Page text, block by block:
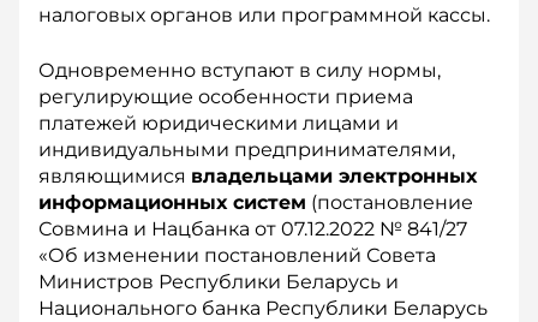
налоговых органов или программной кассы.
Одновременно вступают в силу нормы,
регулирующие особенности приема
платежей юридическими лицами и
индивидуальными предпринимателями,
являющимися владельцами электронных
информационных систем (постановление
Совмина и Нацбанка от 07.12.2022 № 841/27
«Об изменении постановлений Совета
Министров Рес­публики Беларусь и
Национального банка Респуб­лики Беларусь